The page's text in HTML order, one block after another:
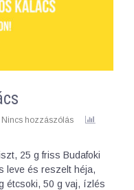
Nincs hozzászólás
25 g friss Budafoki
leve és reszelt héja,
étcsoki, 50 g vaj, ízlés